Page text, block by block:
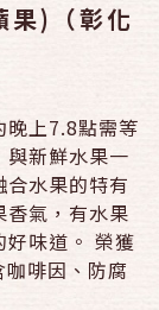
果)（彰化
晚上7.8點需等
新鮮水果一
水果的特有
香氣，有水果
好味道。 榮獲
啡因、防腐